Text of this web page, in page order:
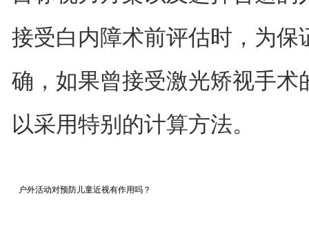
接受白内障术前评估时，为保
确，如果曾接受激光矫视手
以采用特别的计算方法。
户外活动对预防儿童近视有作用吗？